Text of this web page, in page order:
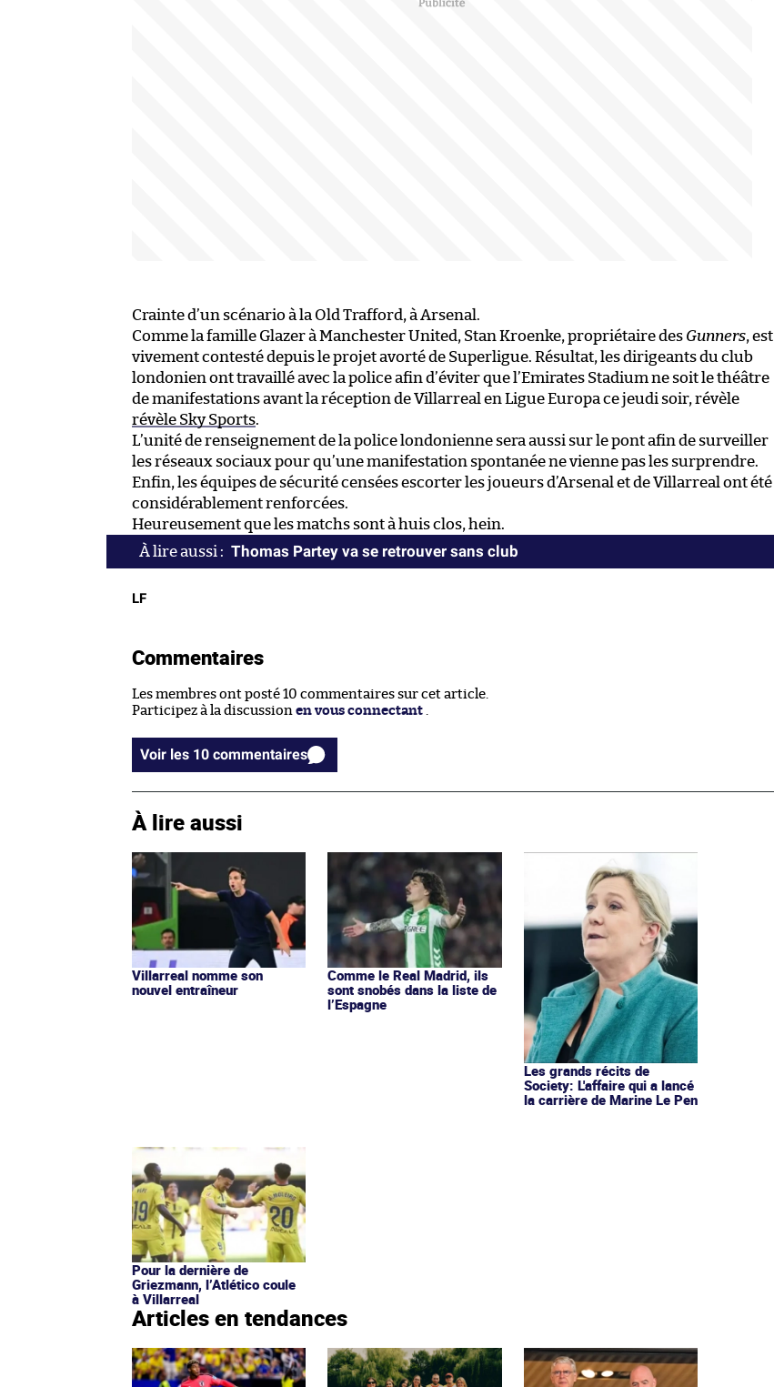
Crainte d’un scénario à la Old Trafford, à Arsenal.
Comme la famille Glazer à Manchester United, Stan Kroenke, propriétaire des Gunners, est
vivement contesté depuis le projet avorté de Superligue. Résultat, les dirigeants du club
londonien ont travaillé avec la police afin d’éviter que l’Emirates Stadium ne soit le théâtre
de manifestations avant la réception de Villarreal en Ligue Europa ce jeudi soir, révèle
révèle Sky Sports.
L’unité de renseignement de la police londonienne sera aussi sur le pont afin de surveiller
les réseaux sociaux pour qu’une manifestation spontanée ne vienne pas les surprendre.
Enfin, les équipes de sécurité censées escorter les joueurs d’Arsenal et de Villarreal ont été
considérablement renforcées.
Heureusement que les matchs sont à huis clos, hein.
Thomas Partey va se retrouver sans club
LF
Commentaires
Les membres ont posté 10 commentaires sur cet article.
Participez à la discussion en vous connectant .
Voir les 10 commentaires
À lire aussi
Villarreal nomme son
nouvel entraîneur
Comme le Real Madrid, ils
sont snobés dans la liste de
l’Espagne
Les grands récits de
Society: L'affaire qui a lancé
la carrière de Marine Le Pen
Pour la dernière de
Griezmann, l’Atlético coule
à Villarreal
Articles en tendances